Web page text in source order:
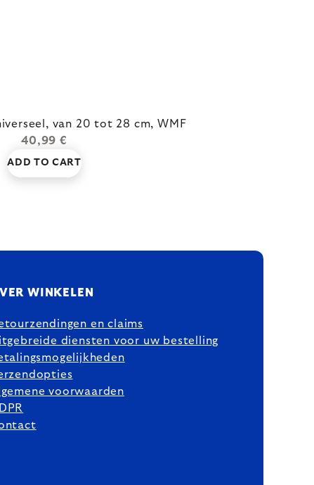
van 20 tot 28 cm, WMF
40,99 €
ADD TO CART
WINKELEN
en claims
diensten voor uw bestelling
voorwaarden